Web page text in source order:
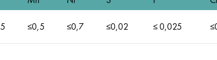
≤0,5 ≤0,7 ≤0,02 ≤ 0,025